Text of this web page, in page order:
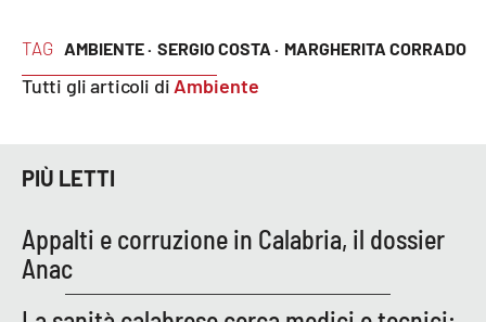
LaC TV
LaC OnAir
EDIZIONI
LOCALI
TAG AMBIENTE · SERGIO COSTA · MARGHERITA CORRADO
Tutti gli articoli di Ambiente
PIÙ LETTI
Appalti e corruzione in Calabria, il dossier
Anac